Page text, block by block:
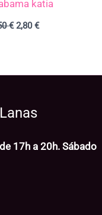
katia
€ 2,80€
17h a 20h. Sábado